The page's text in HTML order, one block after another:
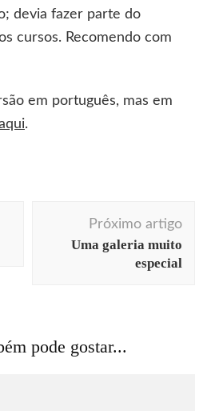
devia fazer parte do
cursos. Recomendo com
em português, mas em
.
Próximo artigo
Uma galeria muito
especial
pode gostar...